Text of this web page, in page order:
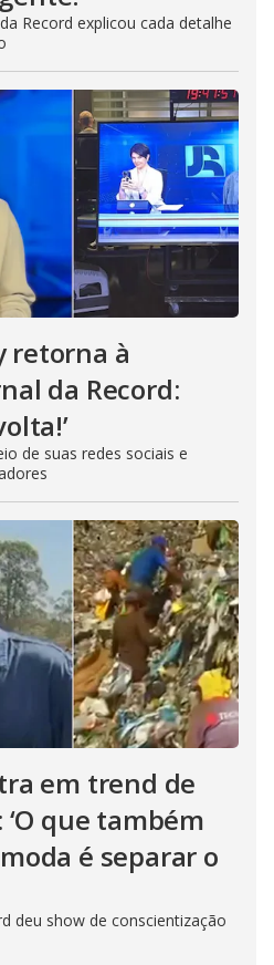
Record explicou cada detalhe
retorna à
da Record:
de suas redes sociais e
em trend de
que também
é separar o
deu show de conscientização